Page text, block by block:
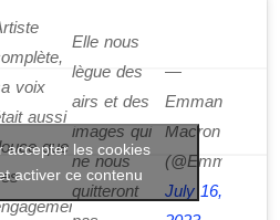
voix
aussi
que
Elle nous
lègue des
airs et des
images qui
ne nous
quitteront
—
Emmanuel
Macron
July 16,
accepter les cookies
activer ce contenu